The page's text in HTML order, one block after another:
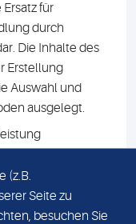
für
durch
Die Inhalte des
Erstellung
Auswahl und
ausgelegt.
der
dieser
(z.B.
Seite zu
besuchen Sie